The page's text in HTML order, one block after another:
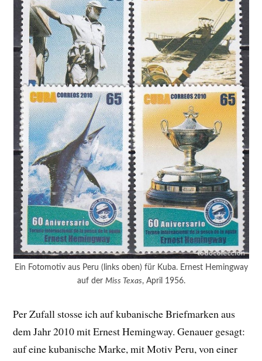
Ein Fotomotiv aus Peru (links oben) für Kuba. Ernest Hemingway
auf der Miss Texas, April 1956.
Per Zufall stosse ich auf kubanische Briefmarken aus
dem Jahr 2010 mit Ernest Hemingway. Genauer gesagt:
auf eine kubanische Marke, mit Motiv Peru, von einer